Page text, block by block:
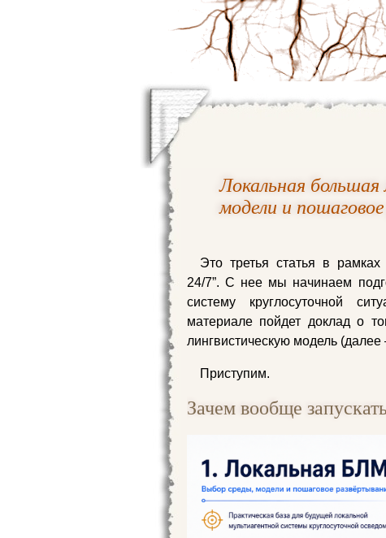
Локальная
модели и
Это третья статья в рамках
24/7”. С нее мы начинаем
систему круглосуточной
материале пойдет доклад о
лингвистическую модель
Приступим.
Зачем вообще